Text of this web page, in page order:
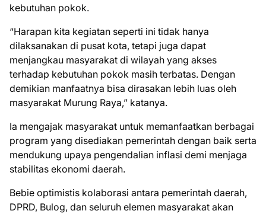
kebutuhan pokok.
“Harapan kita kegiatan seperti ini tidak hanya
dilaksanakan di pusat kota, tetapi juga dapat
menjangkau masyarakat di wilayah yang akses
terhadap kebutuhan pokok masih terbatas. Dengan
demikian manfaatnya bisa dirasakan lebih luas oleh
masyarakat Murung Raya,” katanya.
Ia mengajak masyarakat untuk memanfaatkan berbagai
program yang disediakan pemerintah dengan baik serta
mendukung upaya pengendalian inflasi demi menjaga
stabilitas ekonomi daerah.
Bebie optimistis kolaborasi antara pemerintah daerah,
DPRD, Bulog, dan seluruh elemen masyarakat akan